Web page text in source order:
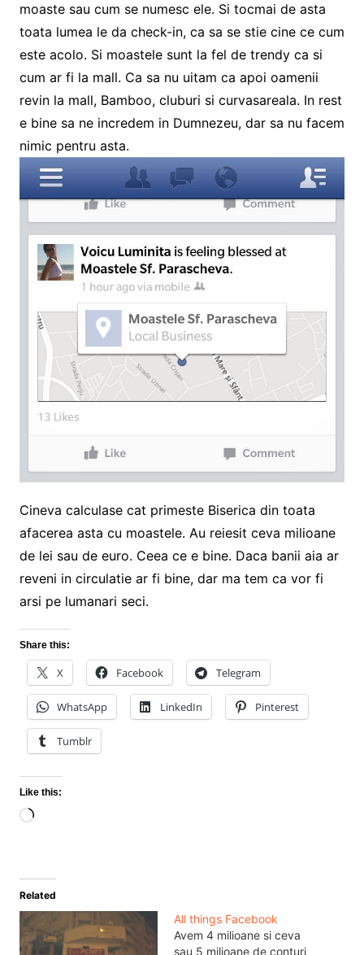
moaste sau cum se numesc ele. Si tocmai de asta
toata lumea le da check-in, ca sa se stie cine ce cum
este acolo. Si moastele sunt la fel de trendy ca si
cum ar fi la mall. Ca sa nu uitam ca apoi oamenii
revin la mall, Bamboo, cluburi si curvasareala. In rest
e bine sa ne incredem in Dumnezeu, dar sa nu facem
nimic pentru asta.
Cineva calculase cat primeste Biserica din toata
afacerea asta cu moastele. Au reiesit ceva milioane
de lei sau de euro. Ceea ce e bine. Daca banii aia ar
reveni in circulatie ar fi bine, dar ma tem ca vor fi
arsi pe lumanari seci.
Share this:
X Facebook Telegram
WhatsApp LinkedIn Pinterest
Tumblr
Like this:
Loading…
Related
All things Facebook
Avem 4 milioane si ceva
sau 5 milioane de conturi